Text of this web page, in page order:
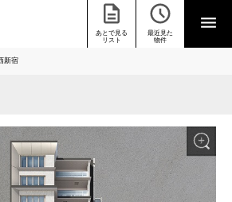
あとで見る
リスト
最近見た
物件
新宿